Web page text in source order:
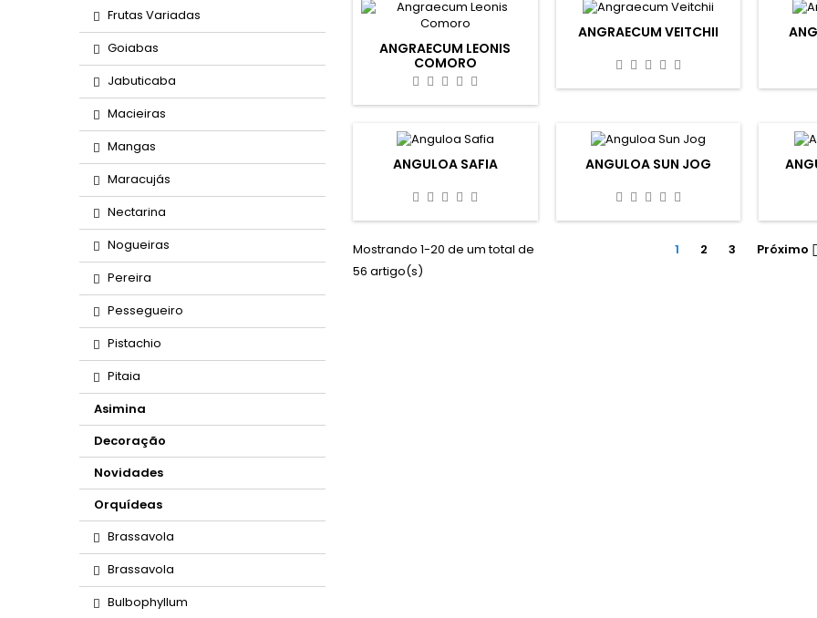
Frutas Variadas
Goiabas
Jabuticaba
Macieiras
Mangas
Maracujás
Nectarina
Nogueiras
Pereira
Pessegueiro
Pistachio
Pitaia
Asimina
Decoração
Novidades
Orquídeas
Brassavola
Brassavola
Bulbophyllum
ANGRAECUM LEONIS
COMORO
ANGRAECUM VEITCHII
ANGULOA SAFIA ANGULOA SUN JOG
Mostrando 1-20 de um total de
56 artigo(s)
1 2 3 Próximo